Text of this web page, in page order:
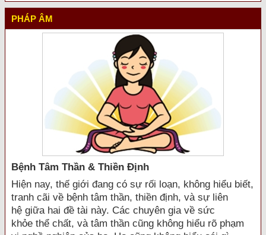
PHÁP ÂM
Bệnh Tâm Thần & Thiền Định
Hiện nay, thế giới đang có sự rối loạn, không hiểu biết,
tranh cãi về bệnh tâm thần, thiền định, và sự liên
hệ giữa hai đề tài này. Các chuyên gia về sức
khỏe thể chất, và tâm thần cũng không hiểu rõ phạm